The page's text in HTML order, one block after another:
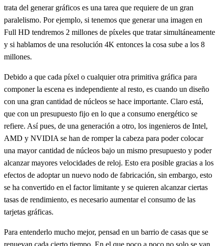
trata del generar gráficos es una tarea que requiere de un gran
paralelismo. Por ejemplo, si tenemos que generar una imagen en
Full HD tendremos 2 millones de píxeles que tratar simultáneamente
y si hablamos de una resolución 4K entonces la cosa sube a los 8
millones.
Debido a que cada píxel o cualquier otra primitiva gráfica para
componer la escena es independiente al resto, es cuando un diseño
con una gran cantidad de núcleos se hace importante. Claro está,
que con un presupuesto fijo en lo que a consumo energético se
refiere. Así pues, de una generación a otro, los ingenieros de Intel,
AMD y NVIDIA se han de romper la cabeza para poder colocar
una mayor cantidad de núcleos bajo un mismo presupuesto y poder
alcanzar mayores velocidades de reloj. Esto era posible gracias a los
efectos de adoptar un nuevo nodo de fabricación, sin embargo, esto
se ha convertido en el factor limitante y se quieren alcanzar ciertas
tasas de rendimiento, es necesario aumentar el consumo de las
tarjetas gráficas.
Para entenderlo mucho mejor, pensad en un barrio de casas que se
renuevan cada cierto tiempo. En el que poco a poco no solo se van